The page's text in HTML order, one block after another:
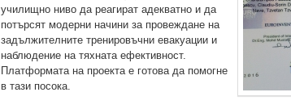
училищно ниво да реагират адекватно и да
потърсят модерни начини за провеждане на
задължителните тренировъчни евакуации и
наблюдение на тяхната ефективност.
Платформата на проекта е готова да помогне
в тази посока.